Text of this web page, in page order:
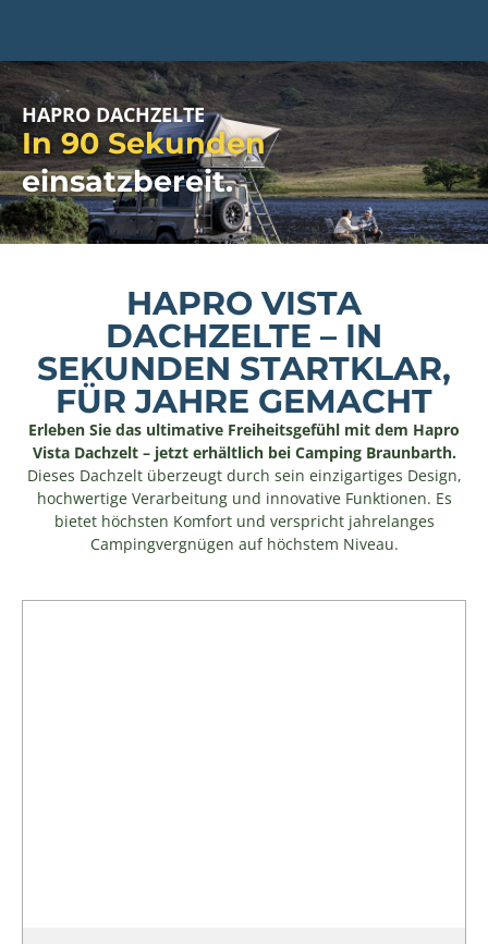
HAPRO DACHZELTE
In 90 Sekunden
einsatzbereit.
HAPRO VISTA
DACHZELTE – IN
SEKUNDEN STARTKLAR,
FÜR JAHRE GEMACHT
Erleben Sie das ultimative Freiheitsgefühl mit dem Hapro
Vista Dachzelt – jetzt erhältlich bei Camping Braunbarth.
Dieses Dachzelt überzeugt durch sein einzigartiges Design,
hochwertige Verarbeitung und innovative Funktionen. Es
bietet höchsten Komfort und verspricht jahrelanges
Campingvergnügen auf höchstem Niveau.